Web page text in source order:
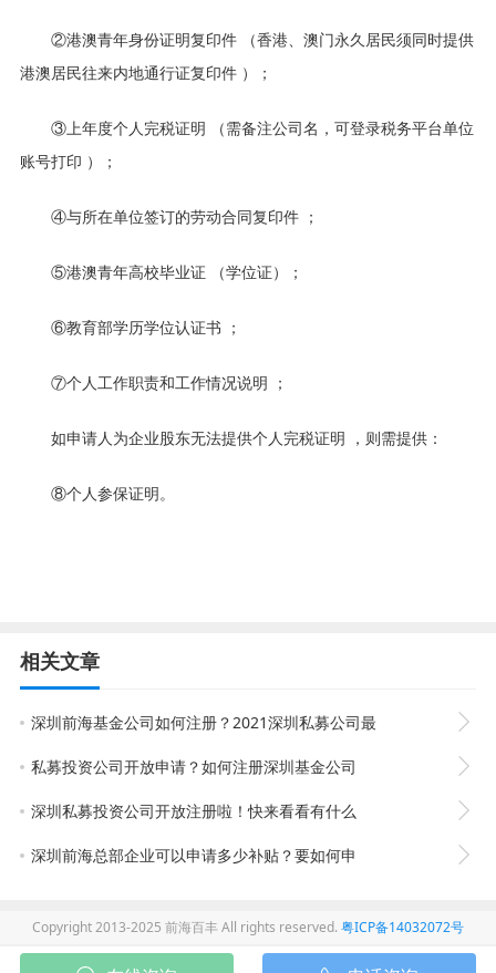
②港澳青年身份证明复印件
（香港、澳门永久居民须同时提供
港澳居民往来内地通行证复印件 ）；
③上年度个人完税证明
（需备注公司名，可登录税务平台单位
账号打印 ）；
④与所在单位签订的劳动合同复印件 ；
⑤港澳青年高校毕业证 （学位证）；
⑥教育部学历学位认证书 ；
⑦个人工作职责和工作情况说明 ；
如申请人为企业股东无法提供个人完税证明 ，则需提供：
⑧个人参保证明。
相关文章
深圳前海基金公司如何注册？2021深圳私募公司最
私募投资公司开放申请？如何注册深圳基金公司
深圳私募投资公司开放注册啦！快来看看有什么
深圳前海总部企业可以申请多少补贴？要如何申
Copyright 2013-2025 前海百丰 All rights reserved. 粤ICP备14032072号